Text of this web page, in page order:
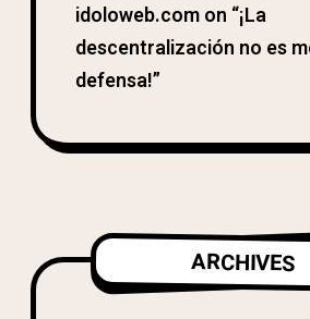
idoloweb.comon “¡La
descentralización no es
defensa!”
ARCHIVES